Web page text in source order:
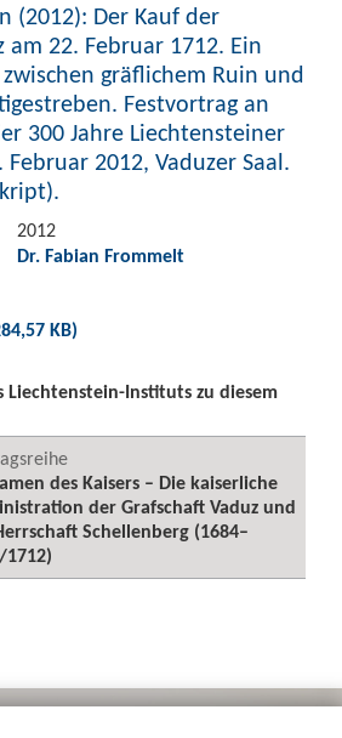
(2012): Der Kauf der
am 22. Februar 1712. Ein
gräflichem Ruin und
Festvortrag an
300 Jahre Liechtensteiner
2012, Vaduzer Saal.
2012
Dr. Fabian Frommelt
KB)
Liechtenstein-Instituts zu diesem
des Kaisers – Die kaiserliche
der Grafschaft Vaduz und
Schellenberg (1684–
1712)